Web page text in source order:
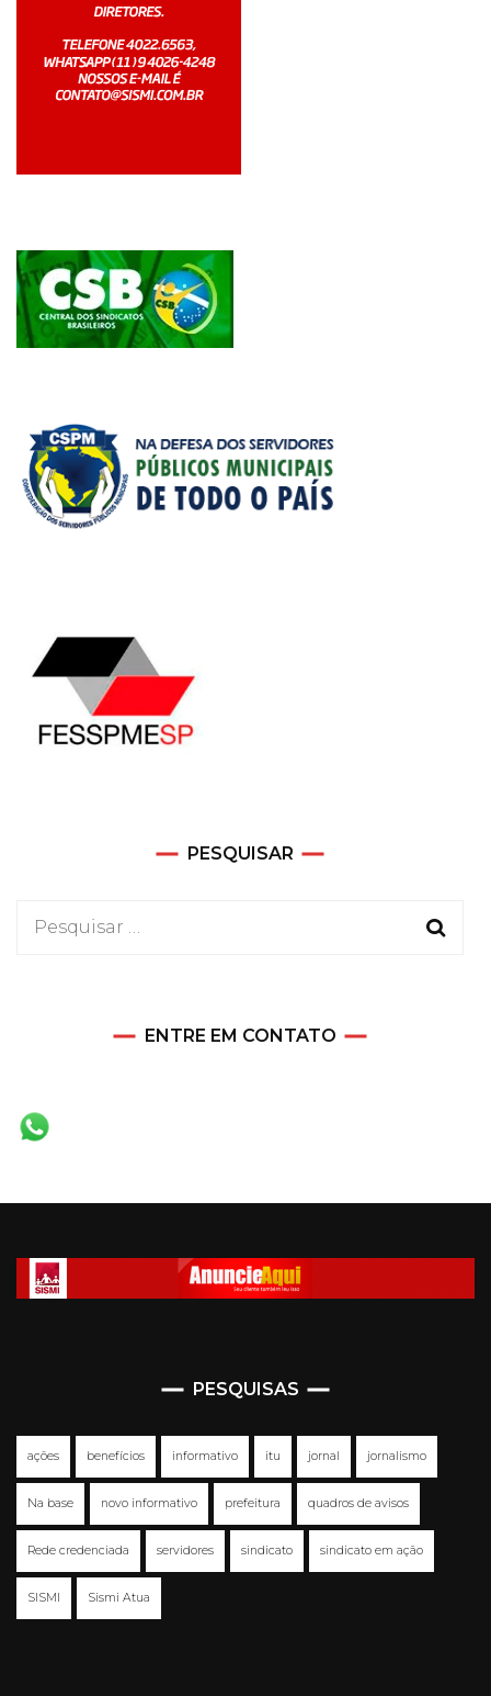
PESQUISAR
Pesquisar
ENTRE EM CONTATO
PESQUISAS
ações benefícios informativo itu jornal jornalismo
Na base novo informativo prefeitura quadros de avisos
Rede credenciada servidores sindicato sindicato em ação
SISMI Sismi Atua